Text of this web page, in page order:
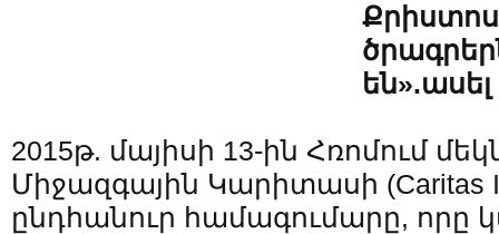
2015թ. մայիսի 13-ին Հռոմում
Միջազգային Կարիտասի (Caritas
ընդհանուր համագումարը, որը